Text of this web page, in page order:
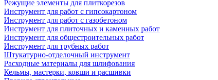
Режущие элементы для плиткорезов
Инструмент для работ с гипсокартоном
Инструмент для работ с газобетоном
Инструмент для плиточных и каменных работ
Инструмент для общестроительных работ
Инструмент для трубных работ
Штукатурно-отделочный инструмент
Расходные материалы для шлифования
Кельмы, мастерки, ковши и расшивки